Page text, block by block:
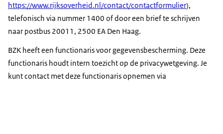
https://www.rijksoverheid.nl/contact/contactformulier),
telefonisch via nummer 1400 of door een brief te schrijven
naar postbus 20011, 2500 EA Den Haag.
BZK heeft een functionaris voor gegevensbescherming. Deze
functionaris houdt intern toezicht op de privacywetgeving. Je
kunt contact met deze functionaris opnemen via